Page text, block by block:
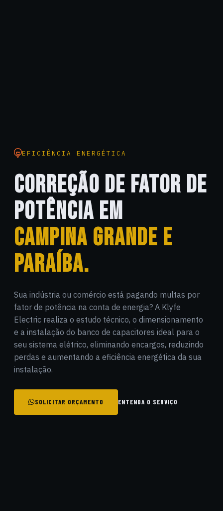
EFICIÊNCIA ENERGÉTICA
CORREÇÃO DE FATOR DE
POTÊNCIA EM
CAMPINA GRANDE E
PARAÍBA.
Sua indústria ou comércio está pagando multas por
fator de potência na conta de energia? A Klyfe
Electric realiza o estudo técnico, o dimensionamento
e a instalação do banco de capacitores ideal para o
seu sistema elétrico, eliminando encargos, reduzindo
perdas e aumentando a eficiência energética da sua
instalação.
SOLICITAR ORÇAMENTO ENTENDA O SERVIÇO